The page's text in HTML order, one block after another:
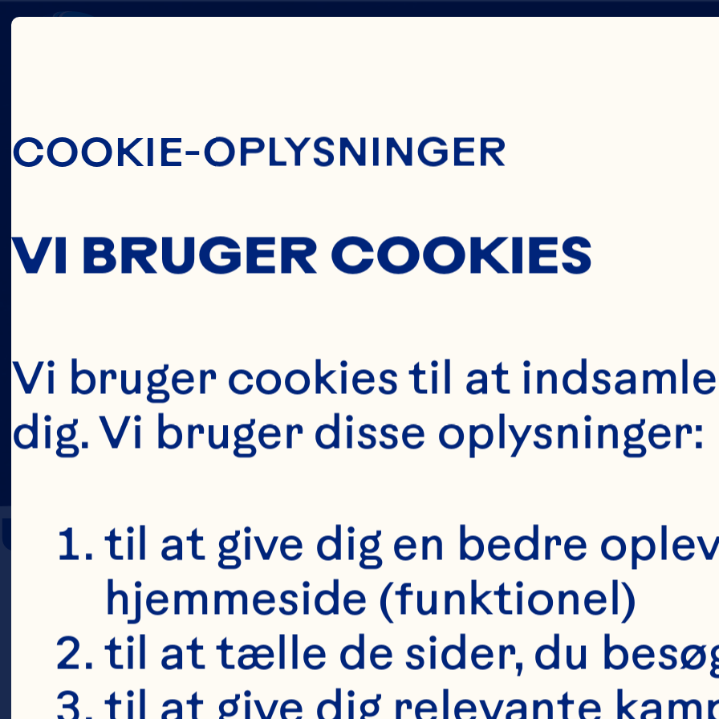
HEALTH
SOURCES
Urinary Tract Balance
Kaspar KL, Howell AB, Khoo
randomized, double-blind,
COOKIE-OPLYSNINGER
VI BRUGER COOKIES
Vi bruger cookies til at
dig. Vi bruger disse
til at give dig en bedre
hjemmeside (funktionel)
til at tælle de sider, du
til at give dig relevante